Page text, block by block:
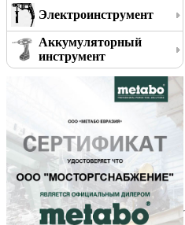
Электроинструмент
Аккумуляторный
инструмент